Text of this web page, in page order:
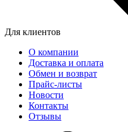
Для клиентов
О компании
Доставка и оплата
Обмен и возврат
Прайс-листы
Новости
Контакты
Отзывы